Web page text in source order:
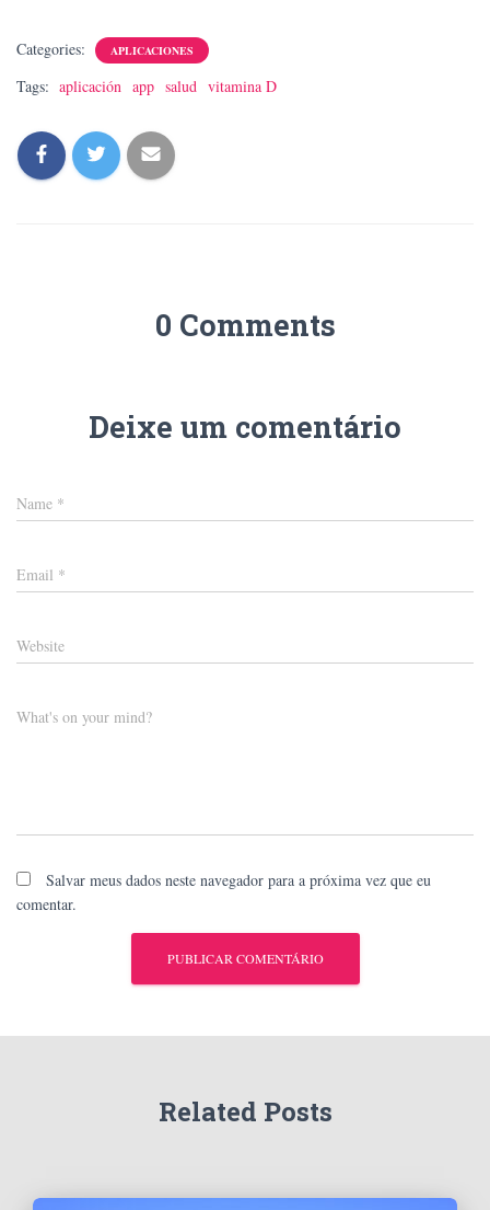
Categories: APLICACIONES
Tags: aplicación app salud vitamina D
0 Comments
Deixe um comentário
Name *
Email *
Website
What's on your mind?
Salvar meus dados neste navegador para a próxima vez que eu
comentar.
Related Posts